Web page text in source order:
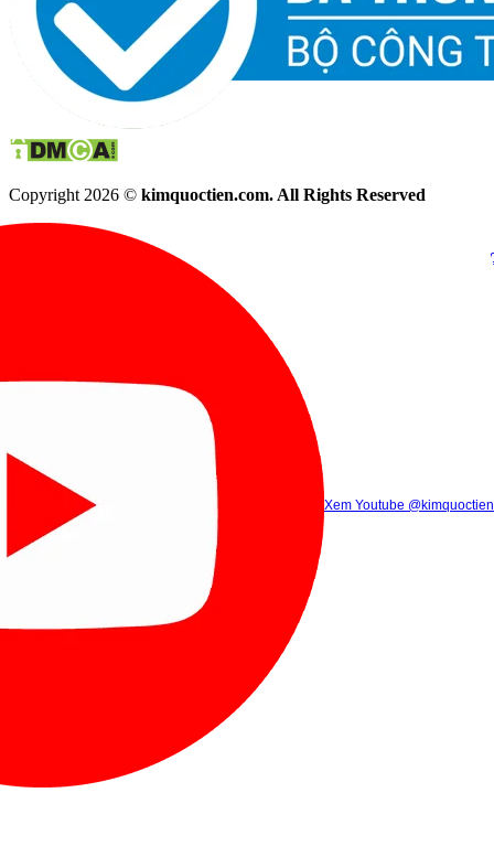
Copyright 2026 © kimquoctien.com. All Rights Reserved
Xem Tik Tok
(8h00 - 21h30)
(8h00 -
Gọi điện (8h00 - 21h30)
Xem Youtube @kimquoctien